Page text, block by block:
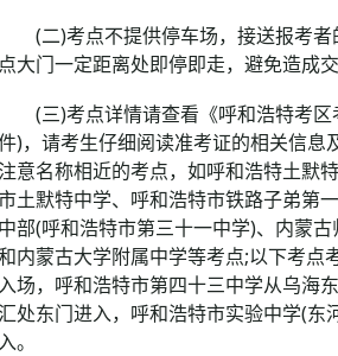
二)考点不提供停车场，接送报考者
大门一定距离处即停即走，避免造成交
三)考点详情请查看《呼和浩特考区
)，请考生仔细阅读准考证的相关信息
意名称相近的考点，如呼和浩特土默
土默特中学、呼和浩特市铁路子弟第
部(呼和浩特市第三十一中学)、内蒙
内蒙古大学附属中学等考点;以下考点
场，呼和浩特市第四十三中学从乌海
处东门进入，呼和浩特市实验中学(东
。